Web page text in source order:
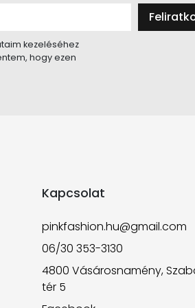
kezeléséhez
hogy ezen
Kapcsolat
pinkfashion.hu@gmail.com
06/30 353-3130
4800 Vásárosnamény,
tér 5